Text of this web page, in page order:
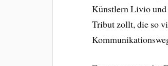
Künstlern Livio und
Tribut zollt, die so